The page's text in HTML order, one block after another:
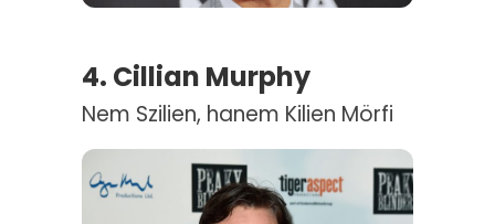
4. Cillian Murphy
Nem Szilien, hanem Kilien Mörfi